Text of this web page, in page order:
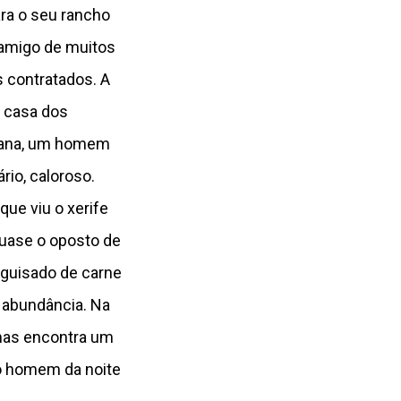
o seu rancho
de muitos
contratados. A
dos
um homem
caloroso.
viu o xerife
o oposto de
de carne
Na
encontra um
homem da noite